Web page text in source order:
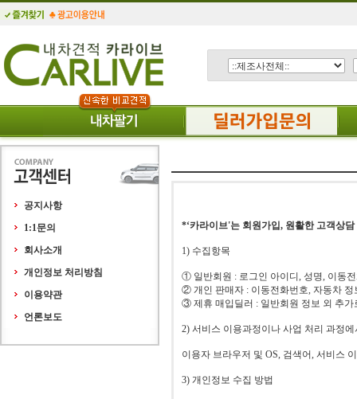
공지사항
1:1문의
회사소개
개인정보 처리방침
이용약관
언론보도
*‘카라이브'는 회원가입, 원활한 고객상
1) 수집항목
① 일반회원 : 로그인 아이디, 성명, 이동
② 개인 판매자 : 이동전화번호, 자동차 정
③ 제휴 매입딜러 : 일반회원 정보 외 추
2) 서비스 이용과정이나 사업 처리 과정
이용자 브라우저 및 OS, 검색어, 서비스
3) 개인정보 수집 방법